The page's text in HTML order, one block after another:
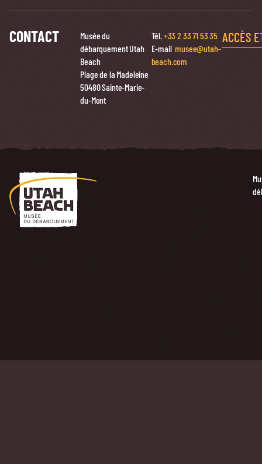
CONTACT
Musée du
débarquement Utah
Beach
Plage de la Madeleine
50480 Sainte-Marie-
du-Mont
Tél.+33 2 33 71 53 35
E-mailmusee@utah-
beach.com
ACCÈS